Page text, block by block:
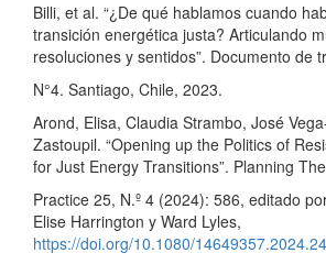
Billi, et al. “¿De qué hablamos cuando
transición energética justa? Articulando
resoluciones y sentidos”. Documento de
N°4. Santiago, Chile, 2023.
Arond, Elisa, Claudia Strambo, José
Zastoupil. “Opening up the Politics of
for Just Energy Transitions”. Planning
Practice 25, N.º 4 (2024): 586, editado
Elise Harrington y Ward Lyles,
https://doi.org/10.1080/